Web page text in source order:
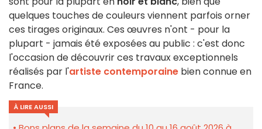
quelques touches de couleurs viennent parfois orner
ces tirages originaux. Ces œuvres n'ont - pour la
plupart - jamais été exposées au public : c'est donc
l'occasion de découvrir ces travaux exceptionnels
réalisés par l'artiste contemporaine bien connue en
France.
À LIRE AUSSI